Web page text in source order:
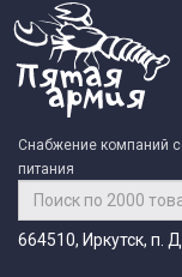
Снабжение компаний
питания
664510, Иркутск, п.